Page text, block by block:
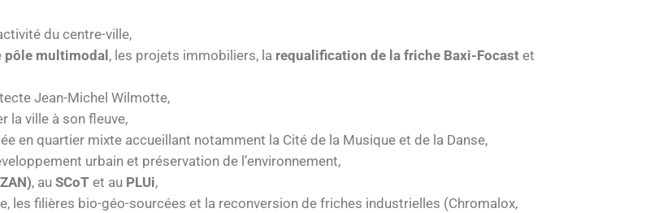
du centre-ville,
pôle multimodal , les projets immobiliers, la requalification de la friche Baxi-Focast et
Jean-Michel Wilmotte,
la ville à son fleuve,
en quartier mixte accueillant notamment la Cité de la Musique et de la Danse,
urbain et préservation de l’environnement,
, au SCoT et au PLUi,
les filières bio-géo-sourcées et la reconversion de friches industrielles (Chromalox,